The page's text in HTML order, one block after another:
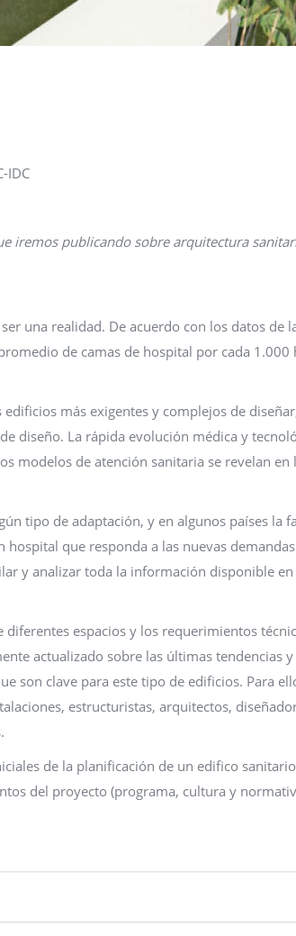
IDC
iremos publicando sobre arquitectura
una realidad. De acuerdo con los datos de
de camas de hospital por cada 1.000
más exigentes y complejos de
diseño. La rápida evolución médica y
modelos de atención sanitaria se revelan en
tipo de adaptación, y en algunos países la
que responda a las nuevas
y analizar toda la información disponible
espacios y los requerimientos
actualizado sobre las últimas tendencias
son clave para este tipo de edificios. Para
estructuristas, arquitectos,
de la planificación de un edifico
del proyecto (programa, cultura y